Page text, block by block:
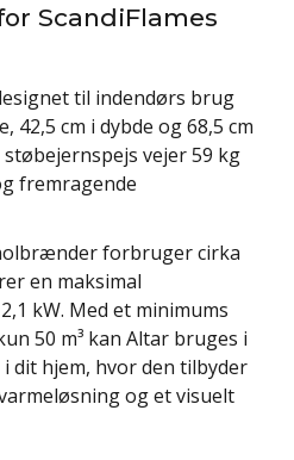
ScandiFlames
til indendørs brug
42,5 cm i dybde og 68,5 cm
vejer 59 kg
fremragende
forbruger cirka
en maksimal
kW. Med et minimums
50 m³ kan Altar bruges i
dit hjem, hvor den tilbyder
og et visuelt